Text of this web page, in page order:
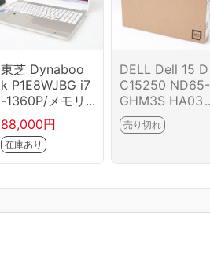
東芝 Dynaboo
k P1E8WJBG i7
-1360P/メモリ1
6GB/SSD1TB H
A03-M7178-2G
8
88,000円
在庫あり
DELL Dell 15 D
C15250 ND65-
GHM3S HA03-
M7061-2G4
売り切れ